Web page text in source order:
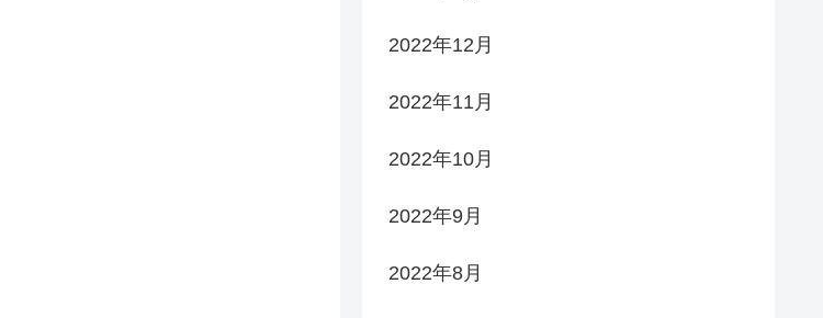
2022年12月
2022年11月
2022年10月
2022年9月
2022年8月